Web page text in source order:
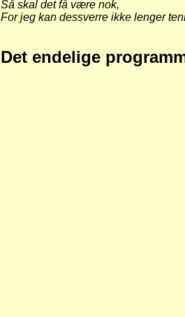
Så skal det få være nok,
For jeg kan dessverre ikke lenger
Det endelige